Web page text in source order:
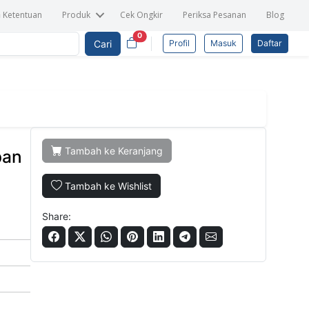
Ketentuan Produk Cek Ongkir Periksa Pesanan Blog
Cari
0
Profil Masuk Daftar
Tambah ke Keranjang
Tambah ke Wishlist
Share: